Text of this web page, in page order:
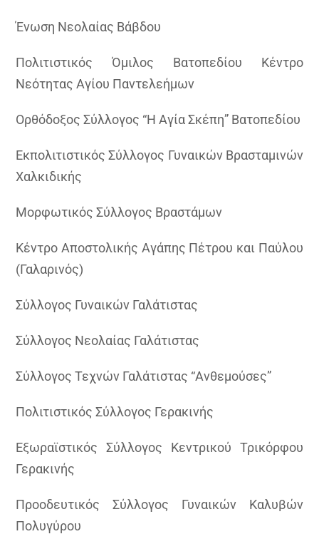
Ένωση Νεολαίας Βάβδου
Πολιτιστικός Όμιλος Βατοπεδίου Κέντρο
Νεότητας Αγίου Παντελεήμων
Ορθόδοξος Σύλλογος “Η Αγία Σκέπη” Βατοπεδίου
Εκπολιτιστικός Σύλλογος Γυναικών Βρασταμινών
Χαλκιδικής
Μορφωτικός Σύλλογος Βραστάμων
Κέντρο Αποστολικής Αγάπης Πέτρου και Παύλου
(Γαλαρινός)
Σύλλογος Γυναικών Γαλάτιστας
Σύλλογος Νεολαίας Γαλάτιστας
Σύλλογος Τεχνών Γαλάτιστας “Ανθεμούσες”
Πολιτιστικός Σύλλογος Γερακινής
Εξωραϊστικός Σύλλογος Κεντρικού Τρικόρφου
Γερακινής
Προοδευτικός Σύλλογος Γυναικών Καλυβών
Πολυγύρου